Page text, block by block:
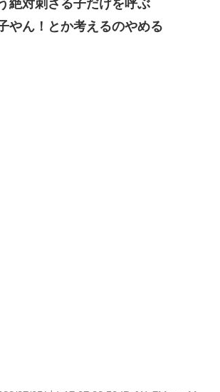
絶対刺さる子だけを呼ぶ
やん！とか考えるのやめる